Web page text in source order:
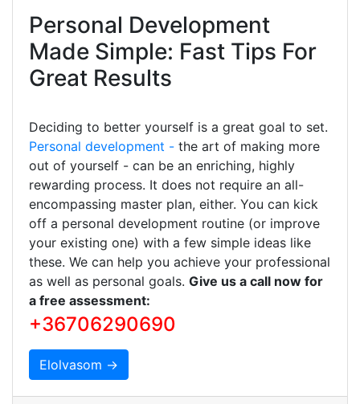
Personal Development
Made Simple: Fast Tips For
Great Results
Deciding to better yourself is a great goal to set.
Personal development - the art of making more
out of yourself - can be an enriching, highly
rewarding process. It does not require an all-
encompassing master plan, either. You can kick
off a personal development routine (or improve
your existing one) with a few simple ideas like
these. We can help you achieve your professional
as well as personal goals. Give us a call now for
a free assessment:
+36706290690
Elolvasom →